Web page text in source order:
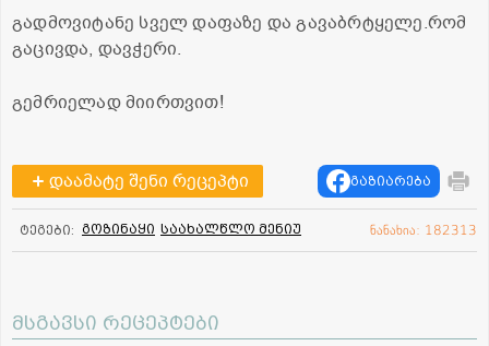
გადმოვიტანე სველ დაფაზე და გავაბრტყელე.რომ
გაცივდა, დავჭერი.
გემრიელად მიირთვით!
დაამატე შენი რეცეპტი გაზიარება
ტეგები: გოზინაყი საახალწლო მენიუ ნანახია: 182313
მსგავსი რეცეპტები